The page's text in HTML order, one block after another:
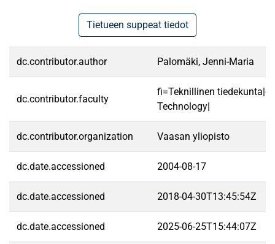
Tietueen suppeat tiedot
dc.contributor.author Palomäki, Jenni-Maria
dc.contributor.faculty
fi=Teknillinen
Technology|
dc.contributor.organization Vaasan yliopisto
dc.date.accessioned 2004-08-17
dc.date.accessioned 2018-04-30T13:45:54Z
dc.date.accessioned 2025-06-25T15:44:07Z